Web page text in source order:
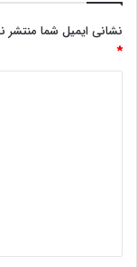
نشانی ایمیل شما
*